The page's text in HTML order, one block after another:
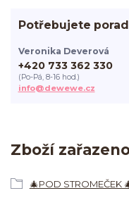
Zboží
🎄POD STROMEČEK
Potřebujete
Veronika Deverová
+420 733 362 330
(Po-Pá, 8-16 hod.)
info@dewewe.cz